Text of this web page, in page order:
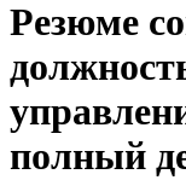
Резюме
полный